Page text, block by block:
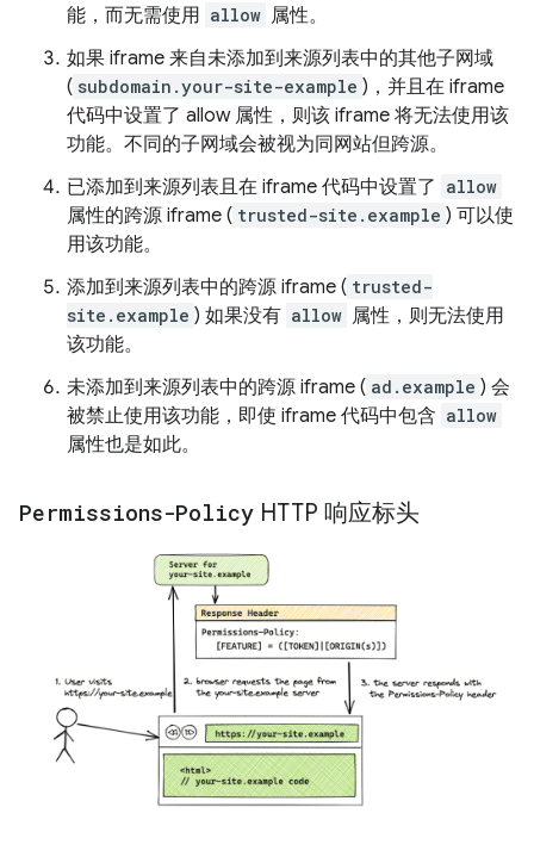
能，而无需使用 allow 属性。
如果 iframe 来自未添加到来源列表中的其他子网域
( subdomain.your-site-example )，并且在 iframe
代码中设置了 allow 属性，则该 iframe 将无法使用该
功能。不同的子网域会被视为同网站但跨源。
已添加到来源列表且在 iframe 代码中设置了 allow
属性的跨源 iframe ( trusted-site.example ) 可以使
用该功能。
添加到来源列表中的跨源 iframe ( trusted-
site.example ) 如果没有 allow 属性，则无法使用
该功能。
未添加到来源列表中的跨源 iframe ( ad.example ) 会
被禁止使用该功能，即使 iframe 代码中包含 allow
属性也是如此。
Permissions-Policy HTTP 响应标头